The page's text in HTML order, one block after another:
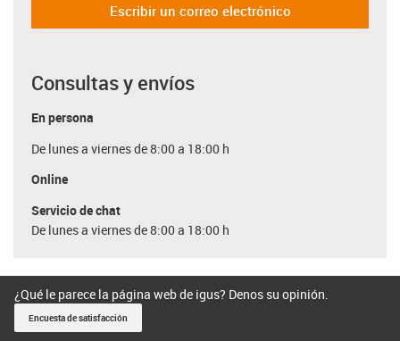
Escribir un correo electrónico
Consultas y envíos
En persona
De lunes a viernes de 8:00 a 18:00 h
Online
Servicio de chat
De lunes a viernes de 8:00 a 18:00 h
¿Qué le parece la página web de igus? Denos su opinión.
Encuesta de satisfacción